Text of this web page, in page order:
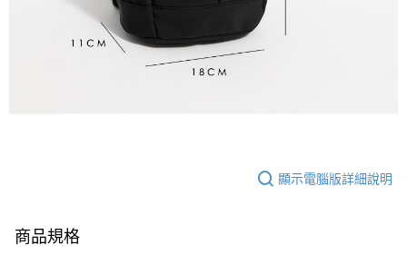
顯示電腦版詳細說明
商品規格